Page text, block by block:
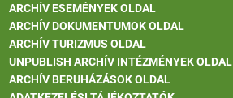
ARCHÍV ESEMÉNYEK OLDAL
ARCHÍV DOKUMENTUMOK OLDAL
ARCHÍV TURIZMUS OLDAL
UNPUBLISH ARCHÍV INTÉZMÉNYEK OLDAL
ARCHÍV BERUHÁZÁSOK OLDAL